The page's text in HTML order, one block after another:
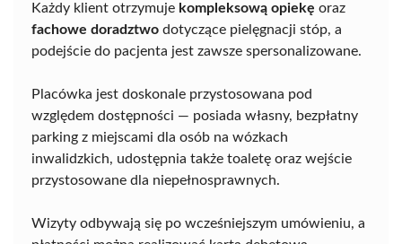
Każdy klient otrzymuje kompleksową opiekę oraz
fachowe doradztwo dotyczące pielęgnacji stóp, a
podejście do pacjenta jest zawsze spersonalizowane.
Placówka jest doskonale przystosowana pod
względem dostępności — posiada własny, bezpłatny
parking z miejscami dla osób na wózkach
inwalidzkich, udostępnia także toaletę oraz wejście
przystosowane dla niepełnosprawnych.
Wizyty odbywają się po wcześniejszym umówieniu, a